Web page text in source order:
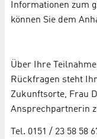
Informationen zum
können Sie dem
Über Ihre
Rückfragen steht
Zukunftsorte, Frau
Ansprechpartnerin
Tel. 0151 / 23 58 58